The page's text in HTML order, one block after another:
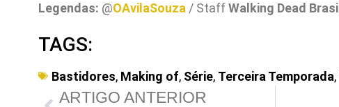
Legendas: @OAvilaSouza / StaffWalking Dead Brasil
TAGS:
Bastidores, Making of, Série, Terceira Temporada,
ARTIGO ANTERIOR